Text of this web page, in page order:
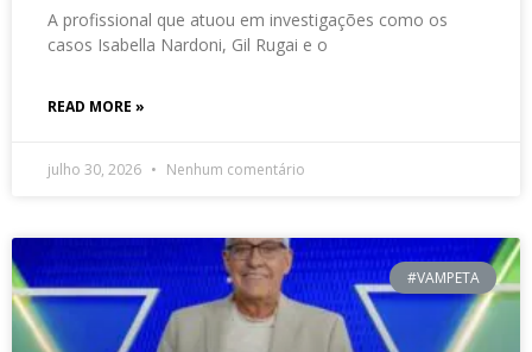
A profissional que atuou em investigações como os
casos Isabella Nardoni, Gil Rugai e o
READ MORE »
julho 30, 2026 Nenhum comentário
#VAMPETA